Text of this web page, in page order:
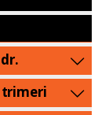
trimeri